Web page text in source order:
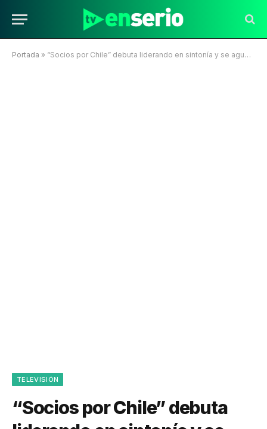
Portada » “Socios por Chile” debuta liderando en sintonía y se agudiza la crisis de “Primer Plano”
TELEVISIÓN
“Socios por Chile” debuta